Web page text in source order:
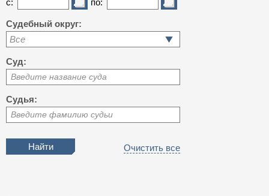
с: по:
Судебный округ:
Все
Суд:
Введите название суда
Судья:
Введите фамилию судьи
Очистить все